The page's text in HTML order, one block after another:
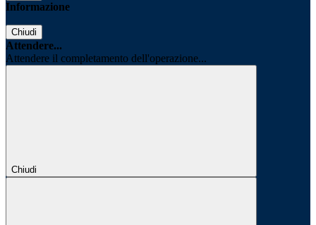
Informazione
Chiudi
Attendere...
Attendere il completamento dell'operazione...
Chiudi